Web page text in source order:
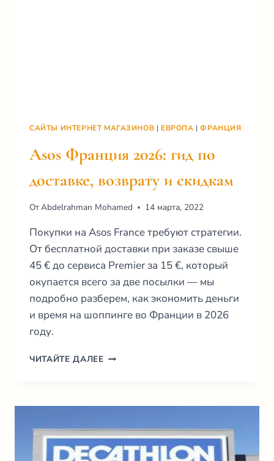
САЙТЫ ИНТЕРНЕТ МАГАЗИНОВ | ЕВРОПА |ФРАНЦИЯ
Asos Франция 2026: гид по
доставке, возврату и скидкам
ОтAbdelrahman Mohamed 14 марта, 2022
Покупки на Asos France требуют стратегии.
От бесплатной доставки при заказе свыше
45 € до сервиса Premier за 15 €, который
окупается всего за две посылки — мы
подробно разберем, как экономить деньги
и время на шоппинге во Франции в 2026
году.
ЧИТАЙТЕ ДАЛЕЕASOS
ПО
ВОЗВРАТУ
И